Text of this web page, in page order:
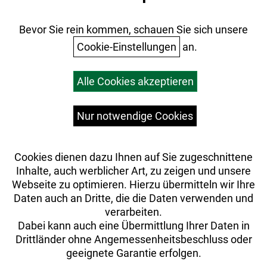
Ihr Einkauf
Versandkosten
Bevor Sie rein kommen, schauen Sie sich unsere
Cookie-Einstellungen an.
Alle Cookies akzeptieren
Nur notwendige Cookies
Cookies dienen dazu Ihnen auf Sie zugeschnittene
Inhalte, auch werblicher Art, zu zeigen und unsere
Webseite zu optimieren. Hierzu übermitteln wir Ihre
Daten auch an Dritte, die die Daten verwenden und
verarbeiten.
Dabei kann auch eine Übermittlung Ihrer Daten in
Drittländer ohne Angemessenheitsbeschluss oder
geeignete Garantie erfolgen.